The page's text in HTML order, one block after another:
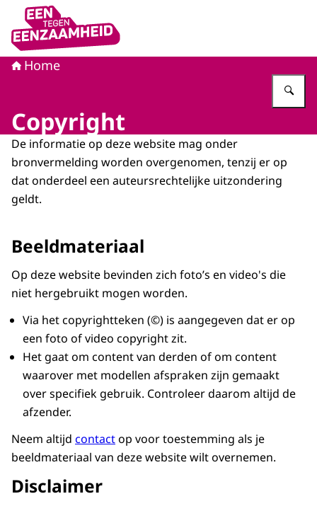
Naar de homepage van Eén tegen eenzaamheid
Home
Copyright
De informatie op deze website mag onder
bronvermelding worden overgenomen, tenzij er op
dat onderdeel een auteursrechtelijke uitzondering
geldt.
Beeldmateriaal
Op deze website bevinden zich foto’s en video's die
niet hergebruikt mogen worden.
Via het copyrightteken (©) is aangegeven dat er op
een foto of video copyright zit.
Het gaat om content van derden of om content
waarover met modellen afspraken zijn gemaakt
over specifiek gebruik. Controleer daarom altijd de
afzender.
Neem altijd contactop voor toestemming als je
beeldmateriaal van deze website wilt overnemen.
Disclaimer